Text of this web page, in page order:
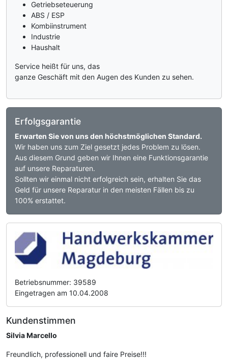
Getriebseteuerung
ABS / ESP
Kombiinstrument
Industrie
Haushalt
Service heißt für uns, das
ganze Geschäft mit den Augen des Kunden zu sehen.
Erfolgsgarantie
Erwarten Sie von uns den höchstmöglichen Standard.
Wir haben uns zum Ziel gesetzt jedes Problem zu lösen.
Aus diesem Grund geben wir Ihnen eine Funktionsgarantie
auf unsere Reparaturen.
Sollten wir einmal nicht erfolgreich sein, erhalten Sie das
Geld für unsere Reparatur in den meisten Fällen bis zu
100% erstattet.
Betriebsnummer: 39589
Eingetragen am 10.04.2008
Kundenstimmen
Silvia Marcello
Freundlich, professionell und faire Preise!!!